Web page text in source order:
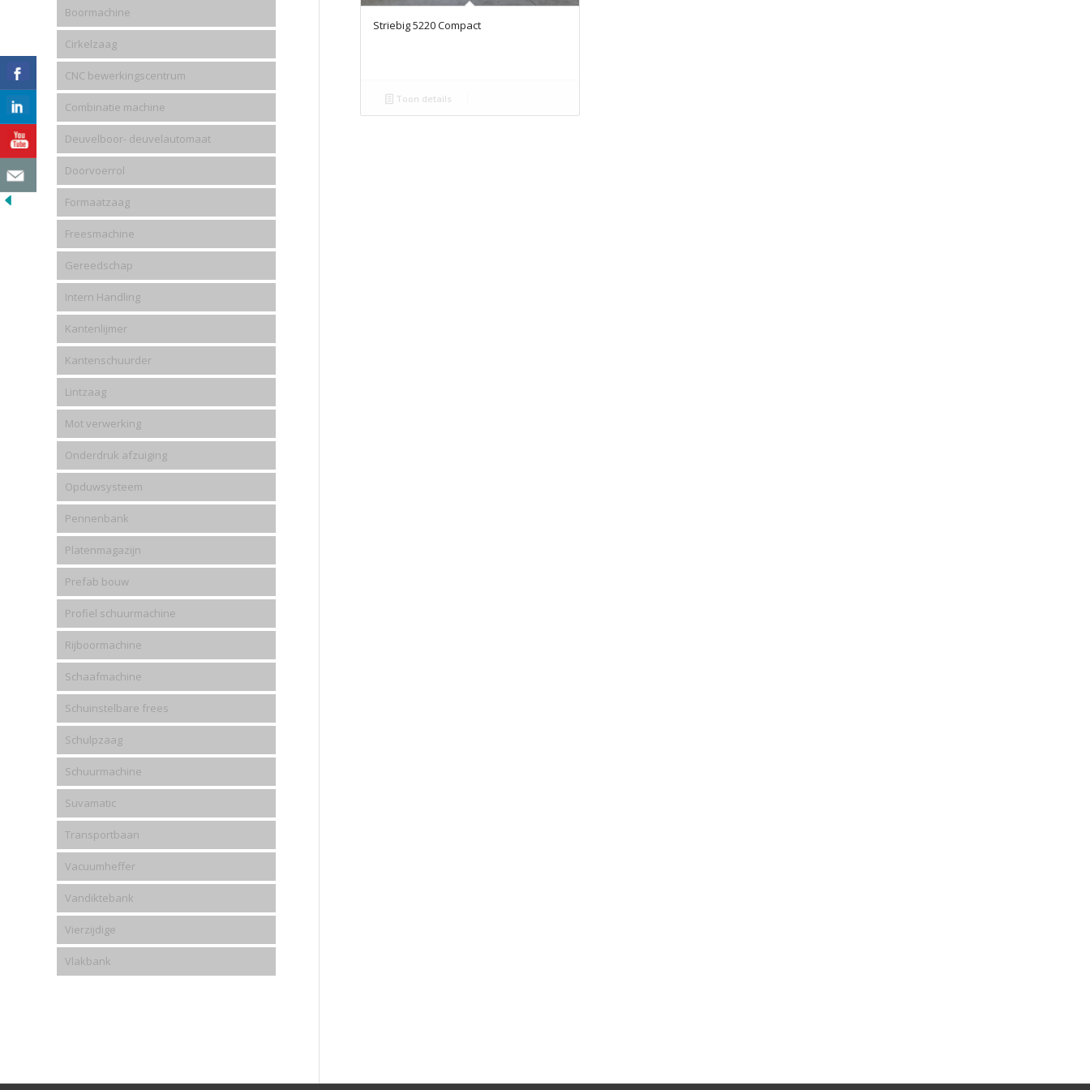
Striebig 5220 Compact
Toon details
Boormachine
Cirkelzaag
CNC bewerkingscentrum
Combinatie machine
Deuvelboor- deuvelautomaat
Doorvoerrol
Formaatzaag
Freesmachine
Gereedschap
Intern Handling
Kantenlijmer
Kantenschuurder
Lintzaag
Mot verwerking
Onderdruk afzuiging
Opduwsysteem
Pennenbank
Platenmagazijn
Prefab bouw
Profiel schuurmachine
Rijboormachine
Schaafmachine
Schuinstelbare frees
Schulpzaag
Schuurmachine
Suvamatic
Transportbaan
Vacuumheffer
Vandiktebank
Vierzijdige
Vlakbank